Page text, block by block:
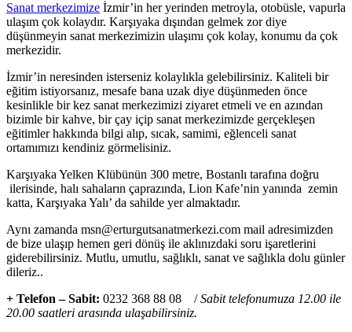
Sanat merkezimize İzmir’in her yerinden metroyla, otobüsle, vapurla
ulaşım çok kolaydır. Karşıyaka dışından gelmek zor diye
düşünmeyin sanat merkezimizin ulaşımı çok kolay, konumu da çok
merkezidir.
İzmir’in neresinden isterseniz kolaylıkla gelebilirsiniz. Kaliteli bir
eğitim istiyorsanız, mesafe bana uzak diye düşünmeden önce
kesinlikle bir kez sanat merkezimizi ziyaret etmeli ve en azından
bizimle bir kahve, bir çay içip sanat merkezimizde gerçekleşen
eğitimler hakkında bilgi alıp, sıcak, samimi, eğlenceli sanat
ortamımızı kendiniz görmelisiniz.
Karşıyaka Yelken Klübünün 300 metre, Bostanlı tarafına doğru
ilerisinde, halı sahaların çaprazında, Lion Kafe’nin yanında zemin
katta, Karşıyaka Yalı’ da sahilde yer almaktadır.
Aynı zamanda msn@erturgutsanatmerkezi.com mail adresimizden
de bize ulaşıp hemen geri dönüş ile aklınızdaki soru işaretlerini
giderebilirsiniz. Mutlu, umutlu, sağlıklı, sanat ve sağlıkla dolu günler
dileriz..
+ Telefon – Sabit: 0232 368 88 08 /Sabit telefonumuza 12.00 ile
20.00 saatleri arasında ulaşabilirsiniz.